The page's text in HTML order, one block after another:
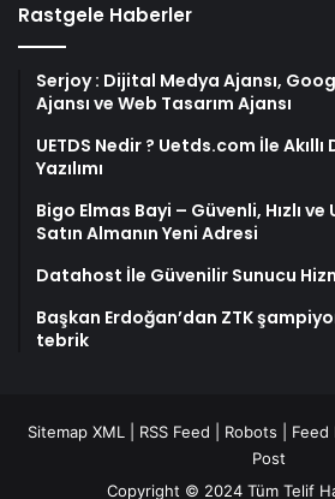
Rastgele Haberler
Serjoy : Dijital Medya Ajansı,
Ajansı ve Web Tasarım Ajansı
UETDS Nedir ? Uetds.com İle Akıllı
Yazılımı
Bigo Elmas Bayi – Güvenli, Hızlı ve
Satın Almanın Yeni Adresi
Datahost İle Güvenilir Sunucu
Başkan Erdoğan’dan ZTK
tebrik
Sitemap XML RSS Feed Robots Feed
Post
Copyright © 2024 Tüm Telif